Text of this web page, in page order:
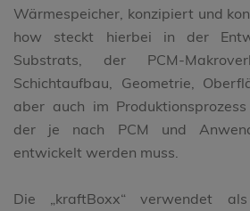
Wärmespeicher, konzipiert und
how steckt hierbei in der
Substrats, der PCM-
Schichtaufbau, Geometrie,
aber auch im Produktionsprozess
der je nach PCM und
entwickelt werden muss.
Die „kraftBoxx“ verwendet